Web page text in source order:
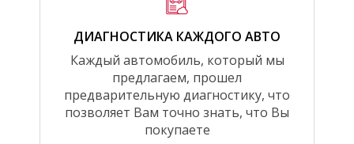
ДИАГНОСТИКА КАЖДОГО АВТО
Каждый автомобиль, который мы
предлагаем, прошел
предварительную диагностику, что
позволяет Вам точно знать, что Вы
покупаете